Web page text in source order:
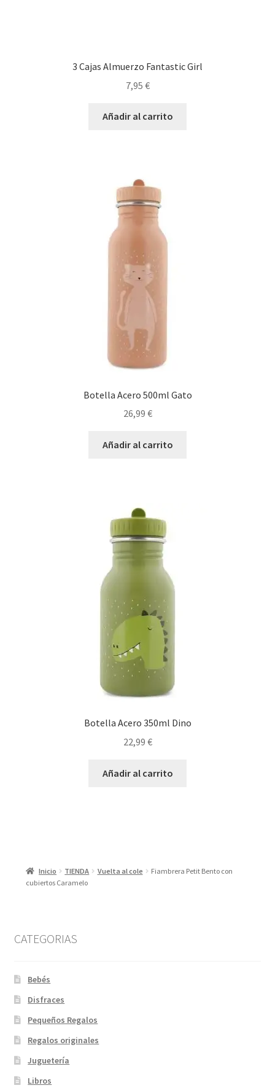
3 Cajas Almuerzo Fantastic Girl
7,95 €
Añadir al carrito
Botella Acero 500ml Gato
26,99 €
Añadir al carrito
Botella Acero 350ml Dino
22,99 €
Añadir al carrito
Inicio TIENDA Vuelta al cole
Fiambrera Petit Bento con
cubiertos Caramelo
CATEGORIAS
Bebés
Disfraces
Pequeños Regalos
Regalos originales
Juguetería
Libros